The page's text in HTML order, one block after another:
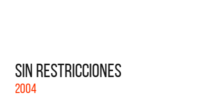
SIN RESTRICCIONES
2004